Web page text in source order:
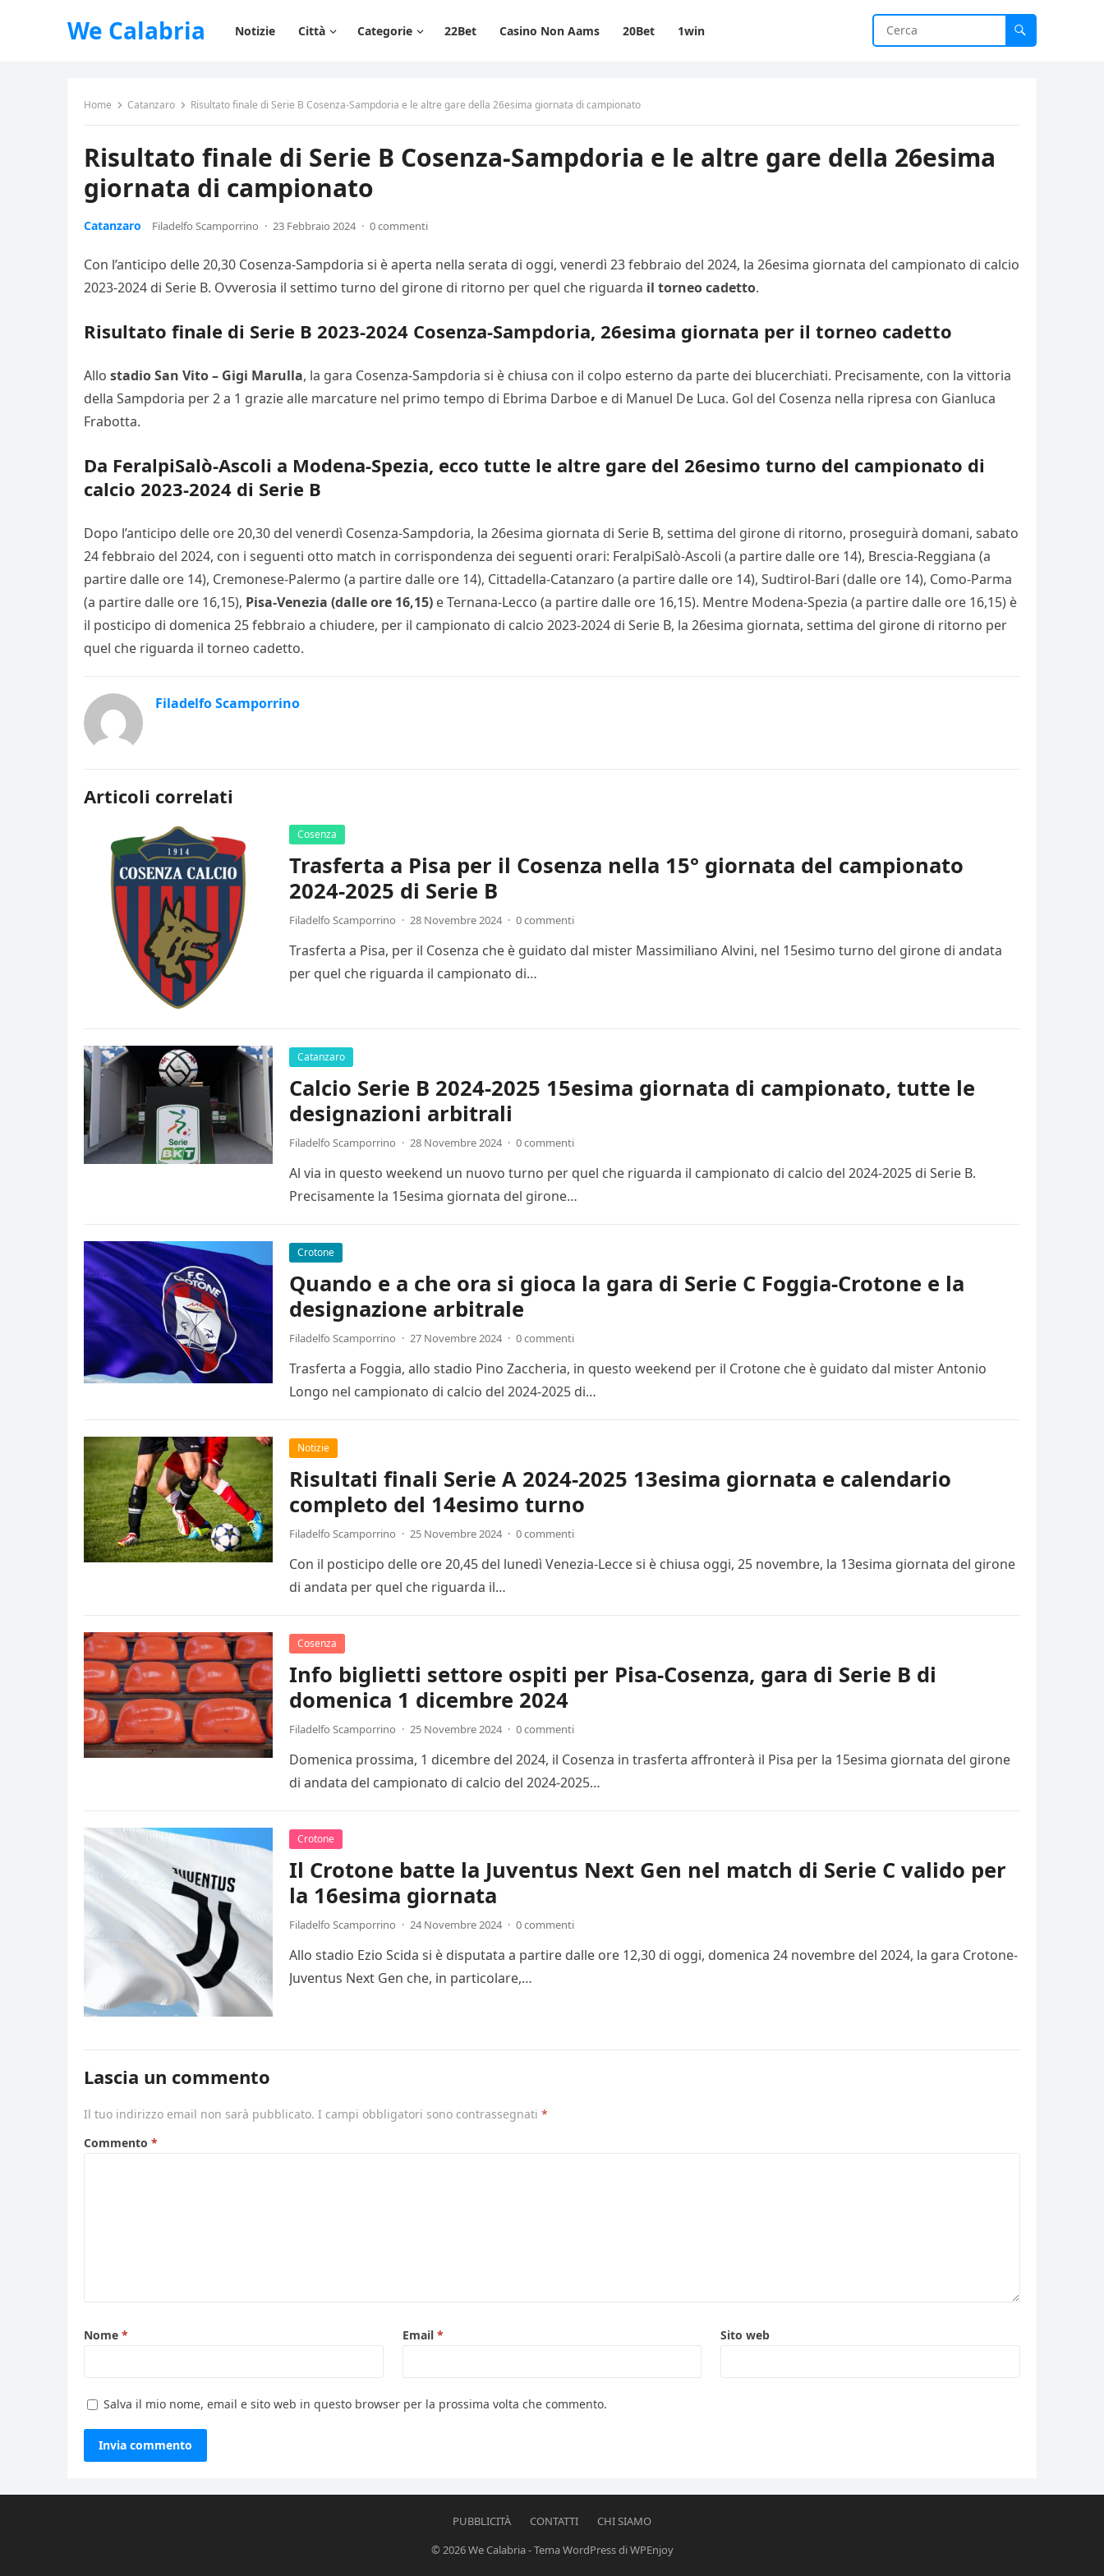
We Calabria Notizie Città Categorie 22Bet Casino Non Aams 20Bet 1win
Home Catanzaro Risultato finale di Serie B Cosenza-Sampdoria e le altre gare della 26esima giornata di campionato
Risultato finale di Serie B Cosenza-Sampdoria e le altre gare della 26esima
giornata di campionato
Catanzaro Filadelfo Scamporrino · 23 Febbraio 2024 · 0 commenti
Con l’anticipo delle 20,30 Cosenza-Sampdoria si è aperta nella serata di oggi, venerdì 23 febbraio del 2024, la 26esima giornata del campionato di calcio
2023-2024 di Serie B. Ovverosia il settimo turno del girone di ritorno per quel che riguarda il torneo cadetto.
Risultato finale di Serie B 2023-2024 Cosenza-Sampdoria, 26esima giornata per il torneo cadetto
Allo stadio San Vito – Gigi Marulla, la gara Cosenza-Sampdoria si è chiusa con il colpo esterno da parte dei blucerchiati. Precisamente, con la vittoria
della Sampdoria per 2 a 1 grazie alle marcature nel primo tempo di Ebrima Darboe e di Manuel De Luca. Gol del Cosenza nella ripresa con Gianluca
Frabotta.
Da FeralpiSalò-Ascoli a Modena-Spezia, ecco tutte le altre gare del 26esimo turno del campionato di
calcio 2023-2024 di Serie B
Dopo l’anticipo delle ore 20,30 del venerdì Cosenza-Sampdoria, la 26esima giornata di Serie B, settima del girone di ritorno, proseguirà domani, sabato
24 febbraio del 2024, con i seguenti otto match in corrispondenza dei seguenti orari: FeralpiSalò-Ascoli (a partire dalle ore 14), Brescia-Reggiana (a
partire dalle ore 14), Cremonese-Palermo (a partire dalle ore 14), Cittadella-Catanzaro (a partire dalle ore 14), Sudtirol-Bari (dalle ore 14), Como-Parma
(a partire dalle ore 16,15), Pisa-Venezia (dalle ore 16,15) e Ternana-Lecco (a partire dalle ore 16,15). Mentre Modena-Spezia (a partire dalle ore 16,15) è
il posticipo di domenica 25 febbraio a chiudere, per il campionato di calcio 2023-2024 di Serie B, la 26esima giornata, settima del girone di ritorno per
quel che riguarda il torneo cadetto.
Filadelfo Scamporrino
Articoli correlati
Cosenza
Trasferta a Pisa per il Cosenza nella 15° giornata del campionato
2024-2025 di Serie B
Filadelfo Scamporrino · 28 Novembre 2024 · 0 commenti
Trasferta a Pisa, per il Cosenza che è guidato dal mister Massimiliano Alvini, nel 15esimo turno del girone di andata
per quel che riguarda il campionato di…
Catanzaro
Calcio Serie B 2024-2025 15esima giornata di campionato, tutte le
designazioni arbitrali
Filadelfo Scamporrino · 28 Novembre 2024 · 0 commenti
Al via in questo weekend un nuovo turno per quel che riguarda il campionato di calcio del 2024-2025 di Serie B.
Precisamente la 15esima giornata del girone…
Crotone
Quando e a che ora si gioca la gara di Serie C Foggia-Crotone e la
designazione arbitrale
Filadelfo Scamporrino · 27 Novembre 2024 · 0 commenti
Trasferta a Foggia, allo stadio Pino Zaccheria, in questo weekend per il Crotone che è guidato dal mister Antonio
Longo nel campionato di calcio del 2024-2025 di…
Notizie
Risultati finali Serie A 2024-2025 13esima giornata e calendario
completo del 14esimo turno
Filadelfo Scamporrino · 25 Novembre 2024 · 0 commenti
Con il posticipo delle ore 20,45 del lunedì Venezia-Lecce si è chiusa oggi, 25 novembre, la 13esima giornata del girone
di andata per quel che riguarda il…
Cosenza
Info biglietti settore ospiti per Pisa-Cosenza, gara di Serie B di
domenica 1 dicembre 2024
Filadelfo Scamporrino · 25 Novembre 2024 · 0 commenti
Domenica prossima, 1 dicembre del 2024, il Cosenza in trasferta affronterà il Pisa per la 15esima giornata del girone
di andata del campionato di calcio del 2024-2025…
Crotone
Il Crotone batte la Juventus Next Gen nel match di Serie C valido per
la 16esima giornata
Filadelfo Scamporrino · 24 Novembre 2024 · 0 commenti
Allo stadio Ezio Scida si è disputata a partire dalle ore 12,30 di oggi, domenica 24 novembre del 2024, la gara Crotone-
Juventus Next Gen che, in particolare,…
Lascia un commento
Il tuo indirizzo email non sarà pubblicato. I campi obbligatori sono contrassegnati *
Commento *
Nome * Email * Sito web
Salva il mio nome, email e sito web in questo browser per la prossima volta che commento.
PUBBLICITÀ CONTATTI
CHI SIAMO
© 2026We Calabria-Tema WordPressdiWPEnjoy